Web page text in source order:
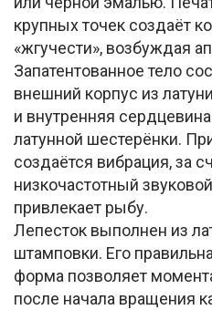
крупных точек создаёт
«жгучести», возбуждая
Запатентованное тело
внешний корпус из
и внутренняя
латунной шестерёнки.
создаётся вибрация, за
низкочастотный
привлекает рыбу.
Лепесток выполнен из
штамповки. Его
форма позволяет
после начала вращения